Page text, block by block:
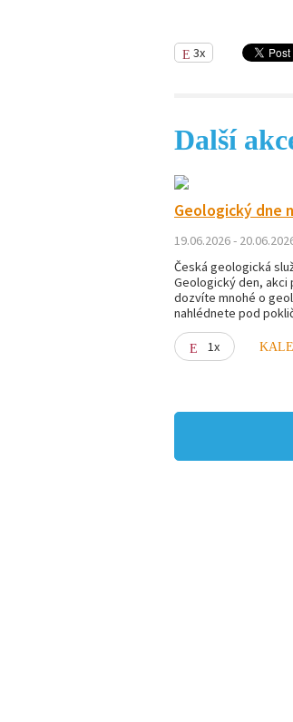
3x
Další
Geologický dne
19.06.2026 -
Česká geologická
Geologický den, akci
dozvíte mnohé o
nahlédnete pod
1x